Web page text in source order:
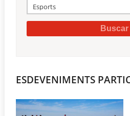
ESDEVENIMENTS